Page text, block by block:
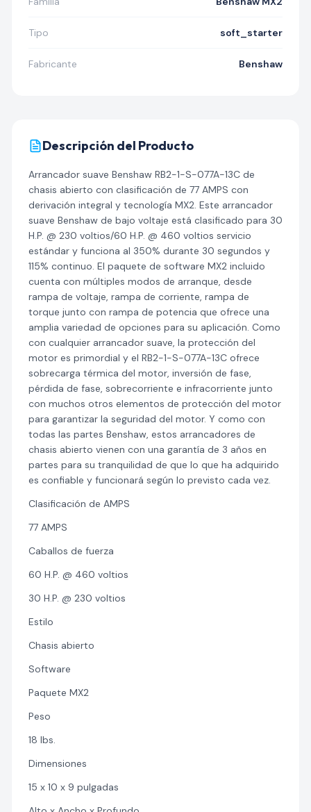
Tipo soft_starter
Fabricante Benshaw
Descripción del Producto
Arrancador suave Benshaw RB2-1-S-077A-13C de
chasis abierto con clasificación de 77 AMPS con
derivación integral y tecnología MX2. Este arrancador
suave Benshaw de bajo voltaje está clasificado para 30
H.P. @ 230 voltios/60 H.P. @ 460 voltios servicio
estándar y funciona al 350% durante 30 segundos y
115% continuo. El paquete de software MX2 incluido
cuenta con múltiples modos de arranque, desde
rampa de voltaje, rampa de corriente, rampa de
torque junto con rampa de potencia que ofrece una
amplia variedad de opciones para su aplicación. Como
con cualquier arrancador suave, la protección del
motor es primordial y el RB2-1-S-077A-13C ofrece
sobrecarga térmica del motor, inversión de fase,
pérdida de fase, sobrecorriente e infracorriente junto
con muchos otros elementos de protección del motor
para garantizar la seguridad del motor. Y como con
todas las partes Benshaw, estos arrancadores de
chasis abierto vienen con una garantía de 3 años en
partes para su tranquilidad de que lo que ha adquirido
es confiable y funcionará según lo previsto cada vez.
Clasificación de AMPS
77 AMPS
Caballos de fuerza
60 H.P. @ 460 voltios
30 H.P. @ 230 voltios
Estilo
Chasis abierto
Software
Paquete MX2
Peso
18 lbs.
Dimensiones
15 x 10 x 9 pulgadas